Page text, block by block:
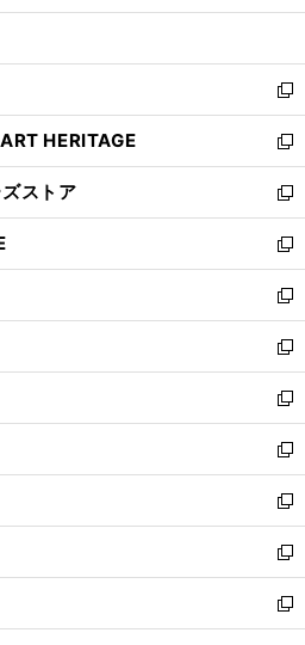
開
ン
ウ
で
開
く
ウ
ン
ド
ウ
で
開
く
新
し
い
ウ
ィ
ン
ド
ウ
で
開
く
HERITAGE
新
し
い
ウ
ィ
ン
ド
ウ
で
開
く
ストア
新
し
い
ウ
ィ
ン
ド
ウ
で
開
く
新
し
い
ウ
ィ
ン
ド
ウ
で
開
く
新
し
い
ウ
ィ
ン
ド
ウ
で
開
く
新
し
い
ウ
ィ
ン
ド
ウ
で
開
く
新
し
い
ウ
ィ
ン
ド
ウ
で
開
新
し
い
ウ
ィ
ン
ド
ウ
新
し
い
ウ
ィ
ン
新
し
い
ウ
新
し